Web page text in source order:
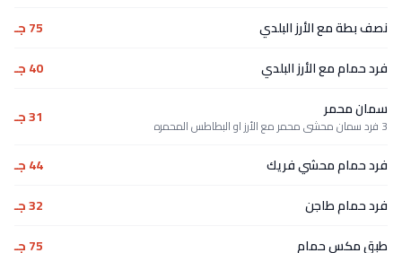
نصف بطة مع الأرز البلدي
75 جـ
فرد حمام مع الأرز البلدي
40 جـ
سمان محمر
3 فرد سمان محشى محمر مع الأرز او البطاطس المحمره 31 جـ
فرد حمام محشي فريك
44 جـ
فرد حمام طاجن
32 جـ
طبق مكس حمام
75 جـ